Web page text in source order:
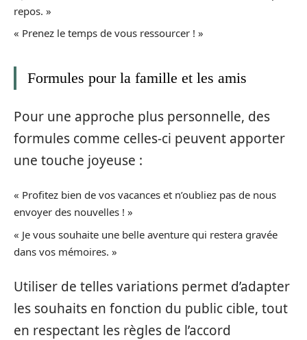
repos. »
« Prenez le temps de vous ressourcer ! »
Formules pour la famille et les amis
Pour une approche plus personnelle, des
formules comme celles-ci peuvent apporter
une touche joyeuse :
« Profitez bien de vos vacances et n’oubliez pas de nous
envoyer des nouvelles ! »
« Je vous souhaite une belle aventure qui restera gravée
dans vos mémoires. »
Utiliser de telles variations permet d’adapter
les souhaits en fonction du public cible, tout
en respectant les règles de l’accord